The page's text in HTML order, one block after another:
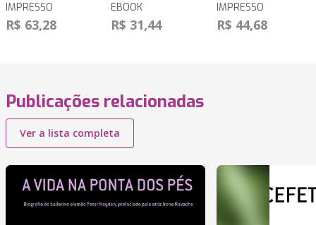
IMPRESSO
R$ 63,28
EBOOK
R$ 31,44
IMPRESSO
R$ 44,68
Publicações relacionadas
Ver a lista completa